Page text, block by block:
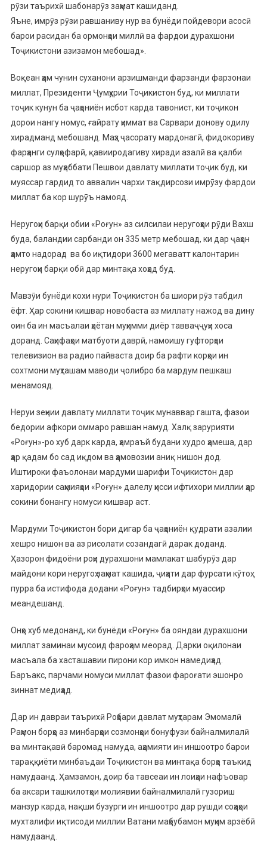
рӯзи таърихӣ шабонарӯз заҳмат кашиданд.
Яъне, имрӯз рӯзи равшаниву нур ва бунёди пойдевори асосӣ
барои расидан ба ормонҳои миллӣ ва фардои дурахшони
Тоҷикистони азизамон мебошад».
Воқеан ҳам чунин суханони арзишманди фарзанди фарзонаи
миллат, Президенти Ҷумҳурии Тоҷикистон буд, ки миллати
тоҷик кунун ба ҷаҳониён исбот карда тавонист, ки тоҷикон
дорои нангу номус, ғайрату ҳиммат ва Сарвари донову одилу
хирадманд мебошанд. Маҳз ҷасорату мардонагӣ, фидокориву
фарҳанги сулҳофарӣ, қавииродагиву хиради азалӣ ва қалби
саршор аз муҳаббати Пешвои давлату миллати тоҷик буд, ки
муяссар гардид то аввалин чархи тақдирсози имрӯзу фардои
миллат ба кор шурӯъ намояд.
Неругоҳи барқи обии «Роғун» аз силсилаи неругоҳҳои рӯди Вахш
буда, баландии сарбанди он 335 метр мебошад, ки дар ҷаҳон
ҳамто надорад ва бо иқтидори 3600 мегаватт калонтарин
неругоҳи барқи обӣ дар минтақа хоҳад буд.
Мавзӯи бунёди кохи нури Тоҷикистон ба шиори рӯз табдил
ёфт. Ҳар сокини кишвар новобаста аз миллату нажод ва дину
оин ба ин масъалаи ҳаётан муҳимми диёр тавваҷҷуҳи хоса
доранд. Саҳифаҳои матбуоти даврӣ, намоишу гуфторҳои
телевизион ва радио пайваста доир ба рафти корҳои ин
сохтмони муҳташам маводи ҷолибро ба мардум пешкаш
менамояд.
Неруи зеҳнии давлату миллати тоҷик мунаввар гашта, фазои
бедории афкори оммаро равшан намуд. Халқ зарурияти
«Роғун»-ро хуб дарк карда, ҳамраъй будани худро ҳамеша, дар
ҳар қадам бо сад иқдом ва ҳамовозии аниқ нишон дод.
Иштироки фаъолонаи мардуми шарифи Тоҷикистон дар
харидории саҳмияҳои «Роғун» далелу ҳисси ифтихори миллии ҳар
сокини бонангу номуси кишвар аст.
Мардуми Тоҷикистон бори дигар ба ҷаҳониён қудрати азалии
хешро нишон ва аз рисолати созандагӣ дарак доданд.
Ҳазорон фидоёни роҳи дурахшони мамлакат шабурӯз дар
майдони кори неругоҳ заҳмат кашида, ҷиҳати дар фурсати кӯтоҳ
пурра ба истифода додани «Роғун» тадбирҳои муассир
меандешанд.
Онҳо хуб медонанд, ки бунёди «Роғун» ба ояндаи дурахшони
миллат заминаи мусоид фароҳам меорад. Дарки оқилонаи
масъала ба хасташавии пирони кор имкон намедиҳад.
Баръакс, парчами номуси миллат фазои фароғати эшонро
зиннат медиҳад.
Дар ин давраи таърихӣ Роҳбари давлат муҳтарам Эмомалӣ
Раҳмон борҳо аз минбарҳои созмонҳои бонуфузи байналмилалӣ
ва минтақавӣ баромад намуда, аҳамияти ин иншоотро барои
тараққиёти минбаъдаи Тоҷикистон ва минтақа борҳо таъкид
намудаанд. Ҳамзамон, доир ба тавсеаи ин лоиҳаи нафъовар
ба аксари ташкилотҳои молиявии байналмилалӣ гузориш
манзур карда, нақши бузурги ин иншоотро дар рушди соҳаҳои
мухталифи иқтисоди миллии Ватани маҳбубамон муҳим арзёбӣ
намудаанд.